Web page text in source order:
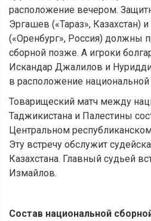
расположение вечером.
Эргашев («Тараз», Казахстан)
(«Оренбург», Россия) должны
сборной позже. А игроки
Искандар Джалилов и
в расположение
Товарищеский матч между
Таджикистана и Палестины
Центральном
Эту встречу обслужит
Казахстана. Главный судьей
Измайлов.
Состав национальной